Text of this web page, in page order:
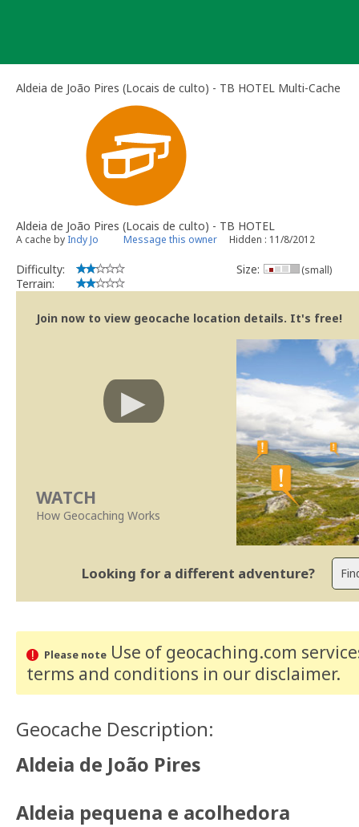
Aldeia de João Pires (Locais de culto) - TB HOTEL Multi-Cache
Aldeia de João Pires (Locais de culto) - TB HOTEL
A cache by Indy Jo Message this owner Hidden : 11/8/2012
Difficulty:
Terrain:
Size: (small)
Join now to view geocache location details. It's free!
WATCH
How Geocaching Works
Looking for a different adventure?
Please noteUse of geocaching.com
terms and conditions in our disclaimer.
Geocache Description:
Aldeia de João Pires
Aldeia pequena e acolhedora